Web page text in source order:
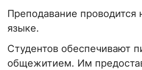
Преподавание проводится
языке.
Студентов обеспечивают
общежитием. Им